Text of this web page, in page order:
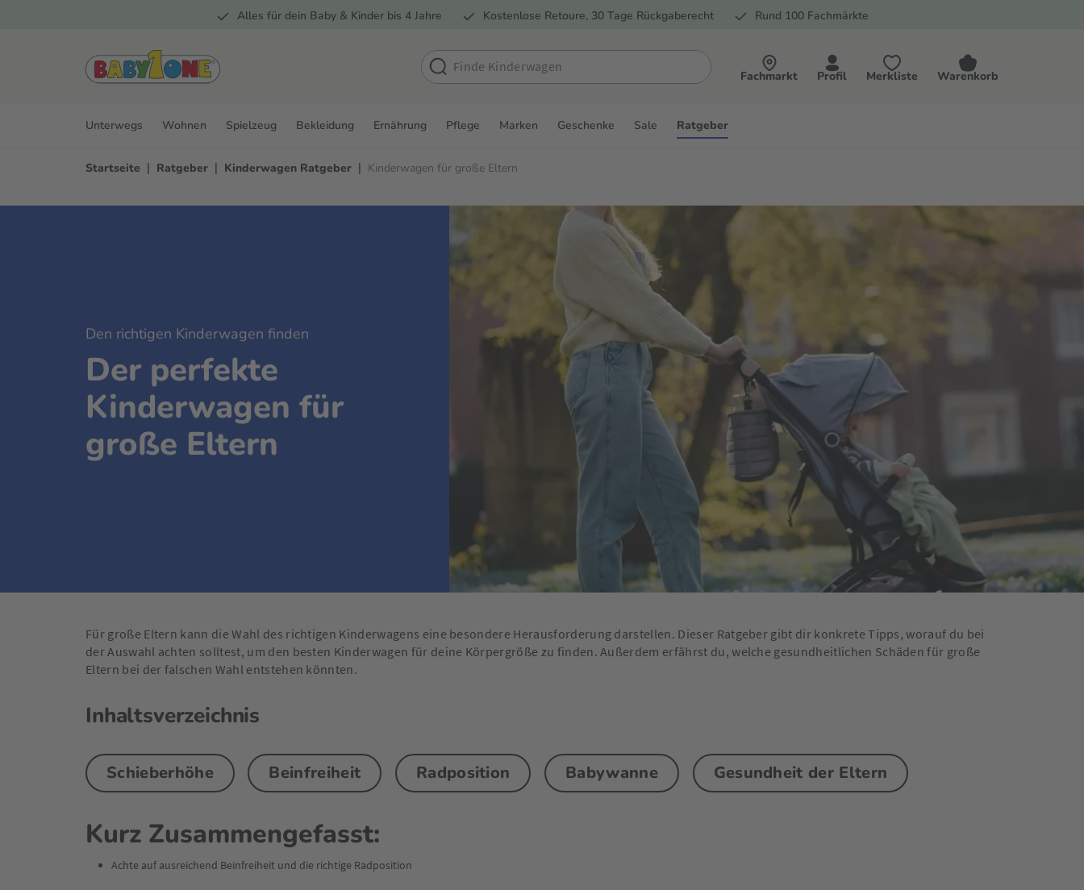
Alles für dein Baby & Kinder bis 4 Jahre Kostenlose Retoure, 30 Tage Rückgaberecht Rund 100 Fachmärkte
Fachmarkt Profil Merkliste Warenkorb
Unterwegs Wohnen Spielzeug Bekleidung Ernährung Pflege Marken Geschenke Sale Ratgeber
Startseite | Ratgeber | Kinderwagen Ratgeber | Kinderwagen für große Eltern
Den richtigen Kinderwagen finden
Der perfekte
Kinderwagen für
große Eltern
Für große Eltern kann die Wahl des richtigen Kinderwagens eine besondere Herausforderung darstellen. Dieser Ratgeber gibt dir konkrete Tipps, worauf du bei
der Auswahl achten solltest, um den besten Kinderwagen für deine Körpergröße zu finden. Außerdem erfährst du, welche gesundheitlichen Schäden für große
Eltern bei der falschen Wahl entstehen könnten.
Inhaltsverzeichnis
Schieberhöhe Beinfreiheit Radposition Babywanne Gesundheit der Eltern
Kurz Zusammengefasst:
Achte auf ausreichend Beinfreiheit und die richtige Radposition